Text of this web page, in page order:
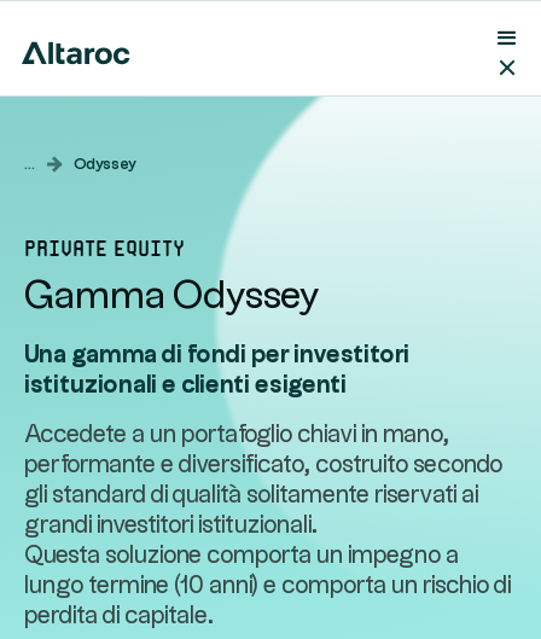
... Odyssey
Private equity
Gamma Odyssey
Una gamma di fondi per investitori
istituzionali e clienti esigenti
Accedete a un portafoglio chiavi in mano,
performante e diversificato, costruito secondo
gli standard di qualità solitamente riservati ai
grandi investitori istituzionali.
Questa soluzione comporta un impegno a
lungo termine (10 anni) e comporta un rischio di
perdita di capitale.